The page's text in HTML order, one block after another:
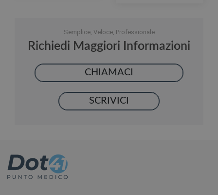
Semplice, Veloce, Professionale
Richiedi Maggiori Informazioni
CHIAMACI
SCRIVICI